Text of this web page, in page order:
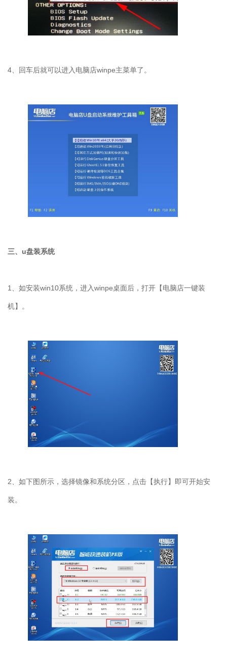
4 、回车后就可以进入电脑店winpe主菜单了。
三、 u盘装系统
1 、如安装win10系统，进入winpe桌面后，打开【电脑店一键装
机】。
2 、如下图所示，选择镜像和系统分区，点击【执行】即可开始安
装。